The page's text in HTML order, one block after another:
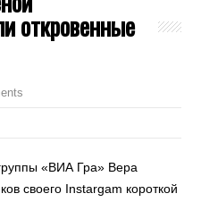
откровенные
«ВИА Гра» Вера
своего Instargam короткой